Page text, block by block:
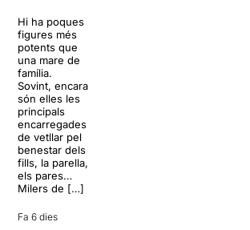
Hi ha poques
figures més
potents que
una mare de
família.
Sovint, encara
són elles les
principals
encarregades
de vetllar pel
benestar dels
fills, la parella,
els pares…
Milers de […]
Fa 6 dies